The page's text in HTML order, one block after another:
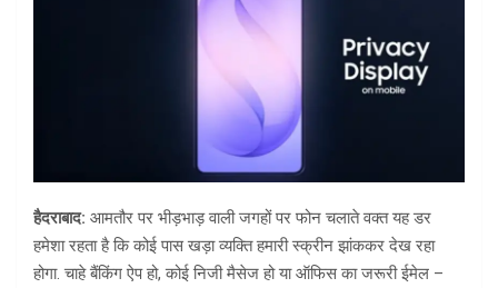
हैदराबाद: आमतौर पर भीड़भाड़ वाली जगहों पर फोन चलाते वक्त यह डर
हमेशा रहता है कि कोई पास खड़ा व्यक्ति हमारी स्क्रीन झांककर देख रहा
होगा. चाहे बैंकिंग ऐप हो, कोई निजी मैसेज हो या ऑफिस का जरूरी ईमेल –